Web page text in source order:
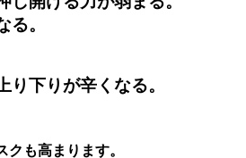
。
下りが辛くなる。
も高まります。